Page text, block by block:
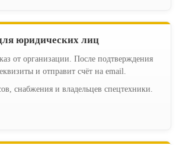
юридических лиц
от организации. После подтверждения
и отправит счёт на email.
снабжения и владельцев спецтехники.